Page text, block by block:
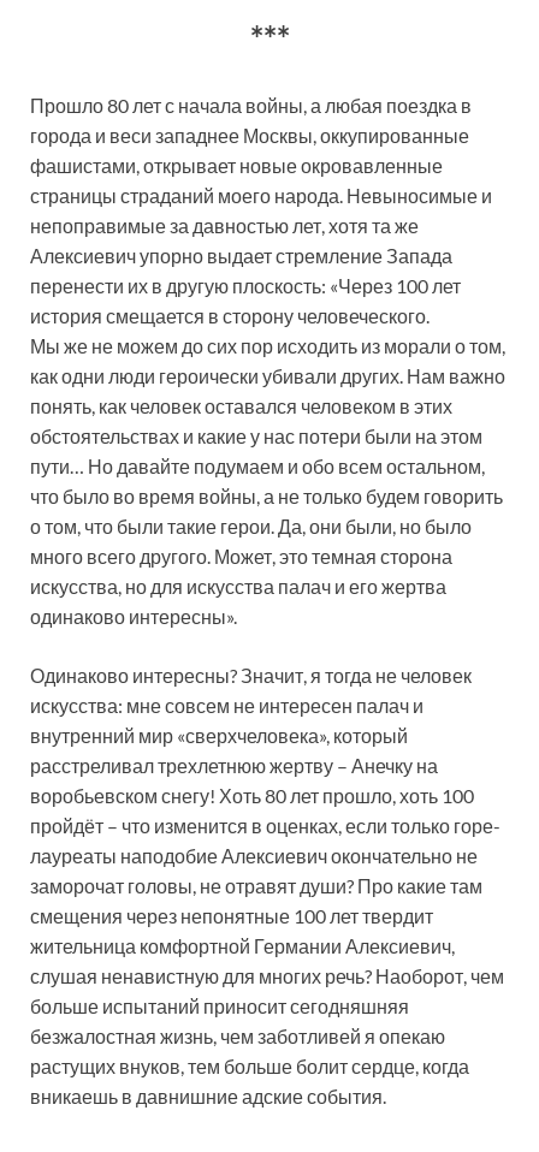
***
Прошло 80 лет с начала войны, а любая поездка в
города и веси западнее Москвы, оккупированные
фашистами, открывает новые окровавленные
страницы страданий моего народа. Невыносимые и
непоправимые за давностью лет, хотя та же
Алексиевич упорно выдает стремление Запада
перенести их в другую плоскость: «Через 100 лет
история смещается в сторону человеческого.
Мы же не можем до сих пор исходить из морали о том,
как одни люди героически убивали других. Нам важно
понять, как человек оставался человеком в этих
обстоятельствах и какие у нас потери были на этом
пути… Но давайте подумаем и обо всем остальном,
что было во время войны, а не только будем говорить
о том, что были такие герои. Да, они были, но было
много всего другого. Может, это темная сторона
искусства, но для искусства палач и его жертва
одинаково интересны».
Одинаково интересны? Значит, я тогда не человек
искусства: мне совсем не интересен палач и
внутренний мир «сверхчеловека», который
расстреливал трехлетнюю жертву – Анечку на
воробьевском снегу! Хоть 80 лет прошло, хоть 100
пройдёт – что изменится в оценках, если только горе-
лауреаты наподобие Алексиевич окончательно не
заморочат головы, не отравят души? Про какие там
смещения через непонятные 100 лет твердит
жительница комфортной Германии Алексиевич,
слушая ненавистную для многих речь? Наоборот, чем
больше испытаний приносит сегодняшняя
безжалостная жизнь, чем заботливей я опекаю
растущих внуков, тем больше болит сердце, когда
вникаешь в давнишние адские события.